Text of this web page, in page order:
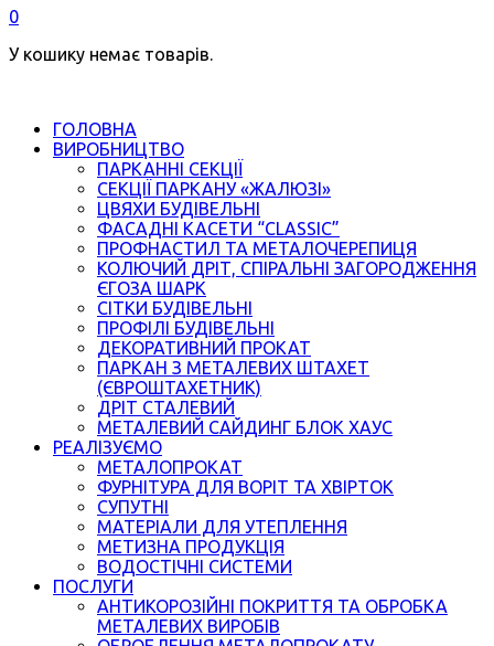
0
У кошику немає товарів.
ГОЛОВНА
ВИРОБНИЦТВО
ПАРКАННІ СЕКЦІЇ
СЕКЦІЇ ПАРКАНУ «ЖАЛЮЗІ»
ЦВЯХИ БУДІВЕЛЬНІ
ФАСАДНІ КАСЕТИ “CLASSIC”
ПРОФНАСТИЛ ТА МЕТАЛОЧЕРЕПИЦЯ
КОЛЮЧИЙ ДРІТ, СПІРАЛЬНІ ЗАГОРОДЖЕННЯ
ЄГОЗА ШАРК
СІТКИ БУДІВЕЛЬНІ
ПРОФІЛІ БУДІВЕЛЬНІ
ДЕКОРАТИВНИЙ ПРОКАТ
ПАРКАН З МЕТАЛЕВИХ ШТАХЕТ
(ЄВРОШТАХЕТНИК)
ДРІТ СТАЛЕВИЙ
МЕТАЛЕВИЙ САЙДИНГ БЛОК ХАУС
РЕАЛІЗУЄМО
МЕТАЛОПРОКАТ
ФУРНІТУРА ДЛЯ ВОРІТ ТА ХВІРТОК
СУПУТНІ
МАТЕРІАЛИ ДЛЯ УТЕПЛЕННЯ
МЕТИЗНА ПРОДУКЦІЯ
ВОДОСТІЧНІ СИСТЕМИ
ПОСЛУГИ
АНТИКОРОЗІЙНІ ПОКРИТТЯ ТА ОБРОБКА
МЕТАЛЕВИХ ВИРОБІВ